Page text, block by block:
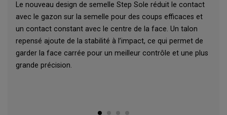
Le nouveau design de semelle Step Sole réduit le contact
avec le gazon sur la semelle pour des coups efficaces et
un contact constant avec le centre de la face. Un talon
repensé ajoute de la stabilité à l’impact, ce qui permet de
garder la face carrée pour un meilleur contrôle et une plus
grande précision.